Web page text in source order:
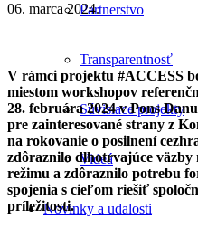
Partnerstvo
Transparentnosť
Súvisiace projekty
Videá
Novinky a udalosti
06. marca 2024.
V rámci projektu #ACCESS
miestom workshopov
28. februára 2024 v Pons
pre zainteresované strany z
na rokovanie o posilnení
zdôraznilo dlhotrvajúce väzby
režimu a zdôraznilo potrebu
spojenia s cieľom riešiť
príležitosti.